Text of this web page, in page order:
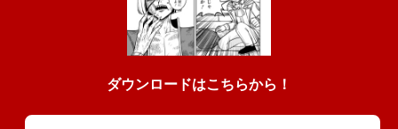
ダウンロードはこちらから！